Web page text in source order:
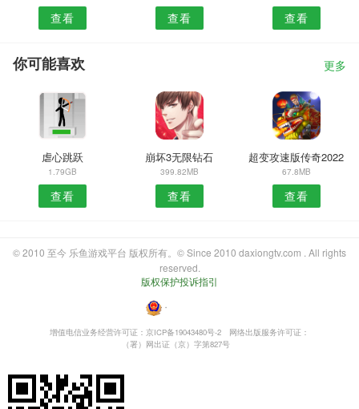
查看 查看 查看
你可能喜欢 更多
虐心跳跃
1.79GB
查看
崩坏3无限钻石
399.82MB
查看
超变攻速版传奇2022
67.8MB
查看
© 2010 至今 乐鱼游戏平台 版权所有。© Since 2010 daxiongtv.com . All rights
reserved.
版权保护投诉指引
・
增值电信业务经营许可证：京ICP备19043480号-2
网络出版服务许可证：
（署）网出证（京）字第827号